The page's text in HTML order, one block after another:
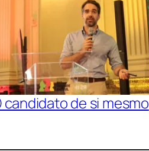
candidato de si mesmo